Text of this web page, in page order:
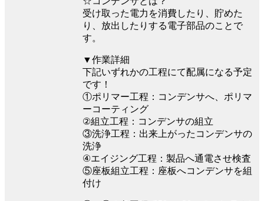
受け取った電力を消費したり、貯めた
り、放出したりする電子部品のことで
す。
▼作業詳細
下記いずれかの工程にて配属になる予定
です！
①ポリマー工程：コンデンサへ、ポリマ
ーコーティング
②組立工程：コンデンサの組立
③洗浄工程：出来上がったコンデンサの
洗浄
④エイジング工程：製品へ通電させ検査
⑤座板組立工程：座板へコンデンサを組
付け